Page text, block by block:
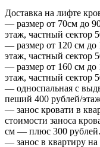
Доставка на лифте
— размер от 70см до
этаж, частный сектор
— размер от 120 см до
этаж, частный сектор
— размер от 160 см до
этаж, частный сектор
— односпальная с
пеший 400 рублей/
— занос кровати в
стоимости заноса
см — плюс 300
— занос в квартиру на